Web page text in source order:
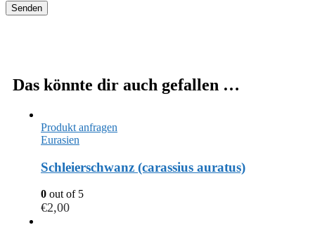
Das könnte dir auch gefallen …
Produkt anfragen
Eurasien
Schleierschwanz (carassius auratus)
0 out of 5
€2,00